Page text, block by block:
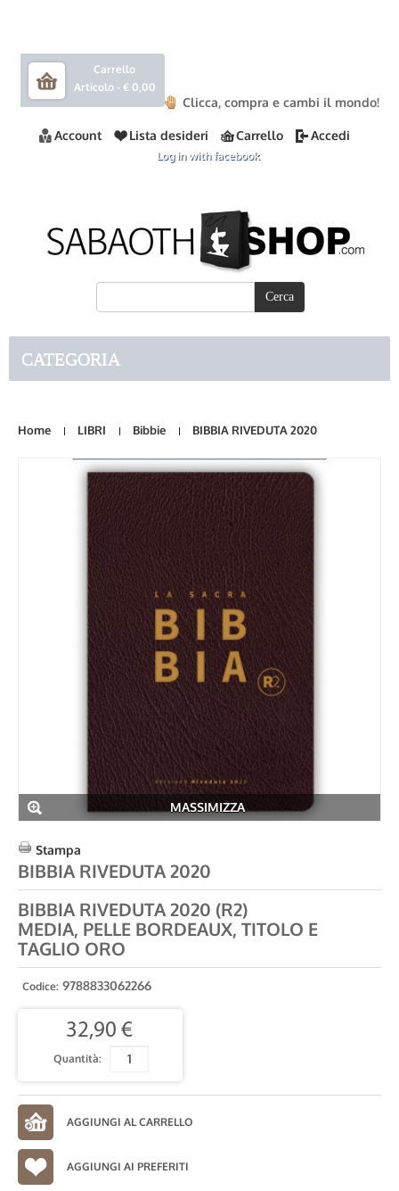
Carrello
Articolo - € 0,00
Clicca, compra e cambi il mondo!
Account Lista desideri Carrello Accedi
Log in with facebook
CATEGORIA
Home LIBRI Bibbie BIBBIA RIVEDUTA 2020
MASSIMIZZA
Stampa
BIBBIA RIVEDUTA 2020
BIBBIA RIVEDUTA 2020 (R2)
MEDIA, PELLE BORDEAUX, TITOLO E
TAGLIO ORO
Codice: 9788833062266
32,90 €
Quantità:
AGGIUNGI AI PREFERITI